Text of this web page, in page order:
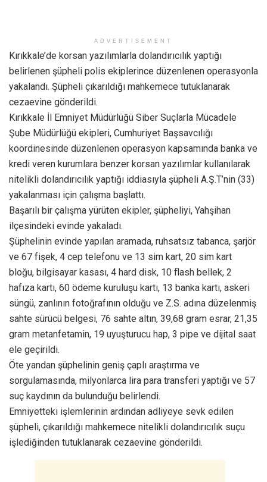
ADVERTISEMENT
Kırıkkale’de korsan yazılımlarla dolandırıcılık yaptığı
belirlenen şüpheli polis ekiplerince düzenlenen operasyonla
yakalandı. Şüpheli çıkarıldığı mahkemece tutuklanarak
cezaevine gönderildi.
Kırıkkale İl Emniyet Müdürlüğü Siber Suçlarla Mücadele
Şube Müdürlüğü ekipleri, Cumhuriyet Başsavcılığı
koordinesinde düzenlenen operasyon kapsamında banka ve
kredi veren kurumlara benzer korsan yazılımlar kullanılarak
nitelikli dolandırıcılık yaptığı iddiasıyla şüpheli A.Ş.T’nin (33)
yakalanması için çalışma başlattı.
Başarılı bir çalışma yürüten ekipler, şüpheliyi, Yahşihan
ilçesindeki evinde yakaladı.
Şüphelinin evinde yapılan aramada, ruhsatsız tabanca, şarjör
ve 67 fişek, 4 cep telefonu ve 13 sim kart, 20 sim kart
bloğu, bilgisayar kasası, 4 hard disk, 10 flash bellek, 2
hafıza kartı, 60 ödeme kuruluşu kartı, 13 banka kartı, askeri
süngü, zanlının fotoğrafının olduğu ve Z.S. adına düzelenmiş
sahte sürücü belgesi, 76 sahte altın, 39,68 gram esrar, 21,35
gram metanfetamin, 19 uyuşturucu hap, 3 pipe ve dijital saat
ele geçirildi.
Öte yandan şüphelinin geniş çaplı araştırma ve
sorgulamasında, milyonlarca lira para transferi yaptığı ve 57
suç kaydının da bulunduğu belirlendi.
Emniyetteki işlemlerinin ardından adliyeye sevk edilen
şüpheli, çıkarıldığı mahkemece nitelikli dolandırıcılık suçu
işlediğinden tutuklanarak cezaevine gönderildi.